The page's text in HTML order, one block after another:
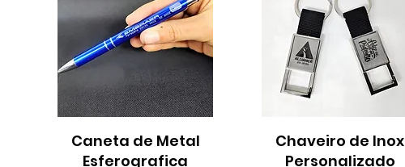
Aperçu rapide
Caneta de Metal
Esferografica
Aperçu rapide
Chaveiro de Inox
Personalizado